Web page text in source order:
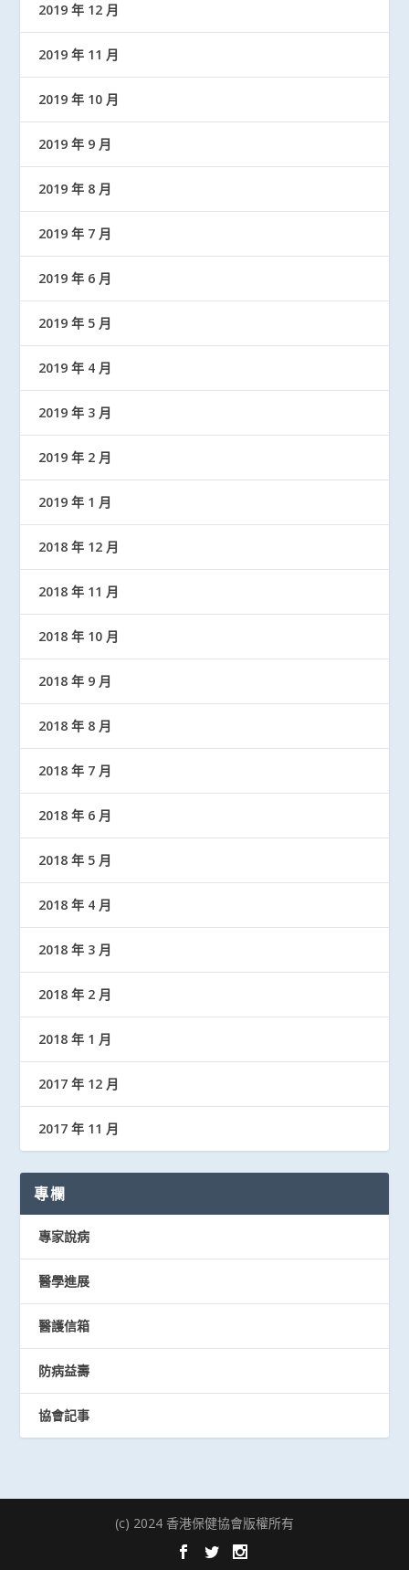
2019 年 12 月
2019 年 11 月
2019 年 10 月
2019 年 9 月
2019 年 8 月
2019 年 7 月
2019 年 6 月
2019 年 5 月
2019 年 4 月
2019 年 3 月
2019 年 2 月
2019 年 1 月
2018 年 12 月
2018 年 11 月
2018 年 10 月
2018 年 9 月
2018 年 8 月
2018 年 7 月
2018 年 6 月
2018 年 5 月
2018 年 4 月
2018 年 3 月
2018 年 2 月
2018 年 1 月
2017 年 12 月
2017 年 11 月
專欄
專家說病
醫學進展
醫護信箱
防病益壽
協會記事
(c) 2024 香港保健協會版權所有